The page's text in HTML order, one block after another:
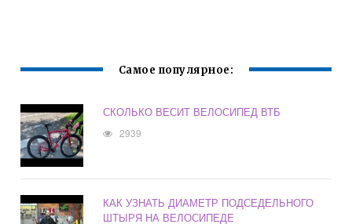
Самое популярное:
СКОЛЬКО ВЕСИТ ВЕЛОСИПЕД ВТБ
2939
КАК УЗНАТЬ ДИАМЕТР ПОДСЕДЕЛЬНОГО
ШТЫРЯ НА ВЕЛОСИПЕДЕ